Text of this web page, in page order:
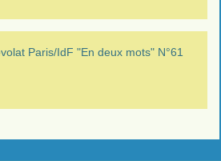
Paris/IdF "En deux mots" N°61